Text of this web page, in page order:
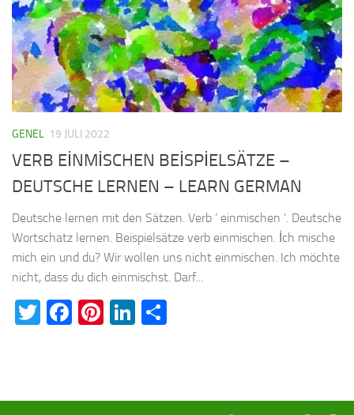
GENEL 19 JULI 2022
VERB EİNMİSCHEN BEİSPİELSÄTZE –
DEUTSCHE LERNEN – LEARN GERMAN
Deutsche lernen mit den Sätzen. Verb ‘ einmischen ’. Deutsche
Wortschatz lernen. Beispielsätze verb einmischen. İch mische
mich ein und du? Wir wollen uns nicht einmischen. Ich möchte
nicht, dass du dich einmischst. Darf...
Twitter
Facebook
Pinterest
LinkedIn